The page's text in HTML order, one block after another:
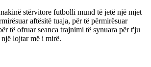
stërvitore futbolli mund të jetë një mjet
aftësitë tuaja, për të përmirësuar
të ofruar seanca trajnimi të synuara për t'ju
lojtar më i mirë.